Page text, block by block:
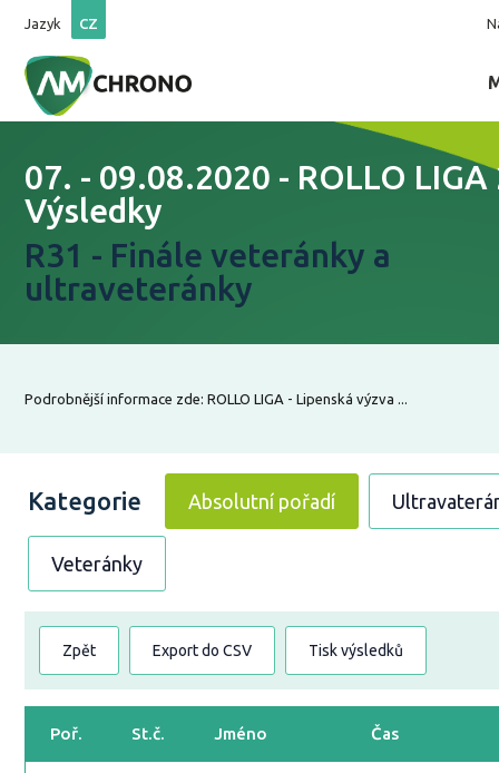
Jazyk CZ
07. - 09.08.2020 - ROLLO LIGA
Výsledky
R31 - Finále veteránky a
ultraveteránky
Podrobnější informace zde: ROLLO LIGA - Lipenská výzva ...
Kategorie Absolutní pořadí
Veteránky
Zpět Export do CSV Tisk výsledků
Poř. St.č. Jméno Čas